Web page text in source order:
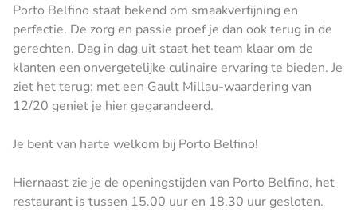
Porto Belfino staat bekend om smaakverfijning en
perfectie. De zorg en passie proef je dan ook terug in de
gerechten. Dag in dag uit staat het team klaar om de
klanten een onvergetelijke culinaire ervaring te bieden. Je
ziet het terug: met een Gault Millau-waardering van
12/20 geniet je hier gegarandeerd.
Je bent van harte welkom bij Porto Belfino!
Hiernaast zie je de openingstijden van Porto Belfino, het
restaurant is tussen 15.00 uur en 18.30 uur gesloten.